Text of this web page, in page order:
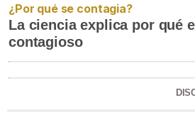
¿Por qué se contagia?
La ciencia explica por qué
contagioso